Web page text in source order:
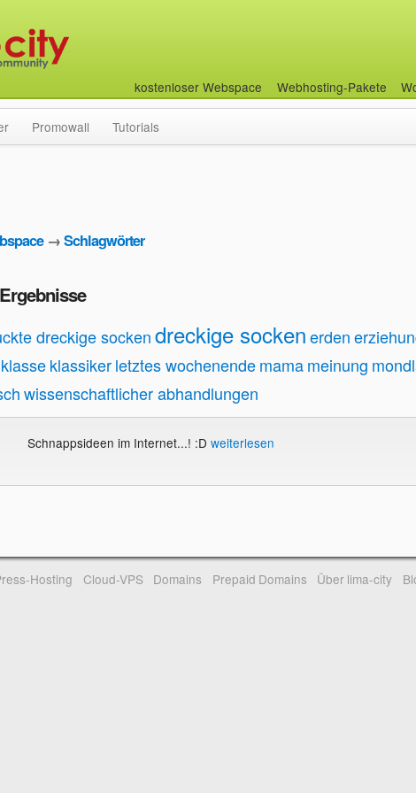
kostenloser Webspace Webhosting-Pakete
Promowall Tutorials
→Schlagwörter
dreckige sockendreckige sockenerden
klasseklassikerletztes wochenendemamameinung
wissenschaftlicher abhandlungen
Schnappsideen im Internet...! :D weiterlesen
Hosting Cloud-VPS Domains Prepaid Domains Über lima-city